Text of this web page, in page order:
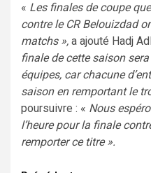
« Les finales de coupe
contre le CR Belouizdad
matchs », a ajouté Hadj
finale de cette saison
équipes, car chacune
saison en remportant le
poursuivre : « Nous
l’heure pour la finale
remporter ce titre ».